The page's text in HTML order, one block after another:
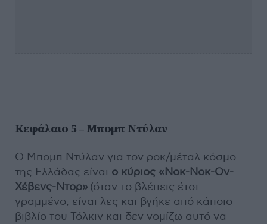
Κεφάλαιο 5 – Μπομπ Ντύλαν
Ο Μπομπ Ντύλαν για τον ροκ/μέταλ κόσμο
της Ελλάδας είναι ο κύριος «Νοκ-Νοκ-Ον-
Χέβενς-Ντορ» (όταν το βλέπεις έτσι
γραμμένο, είναι λες και βγήκε από κάποιο
βιβλίο του Τόλκιν και δεν νομίζω αυτό να